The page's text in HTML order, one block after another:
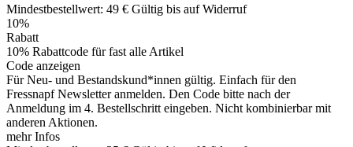
Mindestbestellwert: 49 € Gültig bis auf Widerruf
10%
Rabatt
10% Rabattcode für fast alle Artikel
Code anzeigen
Für Neu- und Bestandskund*innen gültig. Einfach für den
Fressnapf Newsletter anmelden. Den Code bitte nach der
Anmeldung im 4. Bestellschritt eingeben. Nicht kombinierbar mit
anderen Aktionen.
mehr Infos